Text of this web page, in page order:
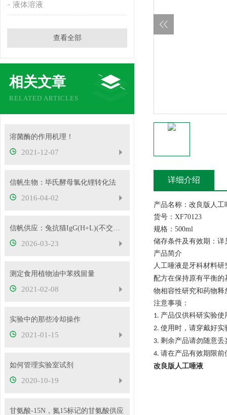
液体溶液
查看全部
相关文章
RELATED ARTICLES
溶菌酶的作用机理！
2021-12-07
信帆生物：毕氏酵母氯化锂转化法
2016-04-02
信帆供应：兔抗猫IgG(H+L)(不交叉狗IgG)
2026-03-23
测定食用植物油中苯残留量
2021-02-08
实验中的那些冷却操作
2021-01-15
如何管理实验室试剂
2020-10-19
甘氨酸-15N，氮15标记的甘氨酸供应
详细介绍
产品名称：改良版人工
货号：XF70123
规格：500ml
储存条件及有效期：详
产品简介
人工唾液是牙科材料
配方在保持原有平衡
物相容性研究和药物
注意事项：
1. 产品仅供科研实验
2. 使用时，请穿戴好
3. 剩余产品请勿随意
4. 请在产品有效期限前
改良版人工唾液